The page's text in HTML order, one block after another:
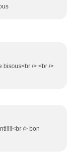
bisous<br /> <br />
/> bon